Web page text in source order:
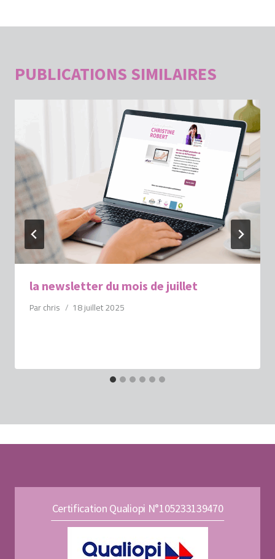
PUBLICATIONS SIMILAIRES
la newsletter du mois de juillet
Par chris 18 juillet 2025
Certification Qualiopi N°105233139470